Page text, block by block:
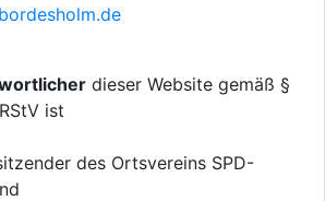
dieser Website gemäß §
ist
des Ortsvereins SPD-